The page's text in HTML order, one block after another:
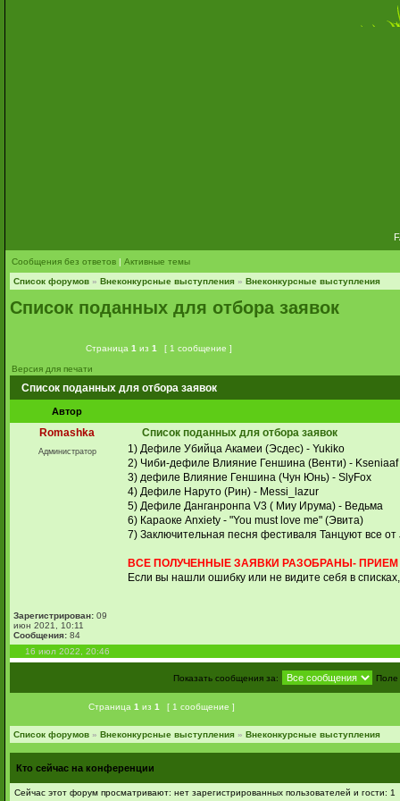
Сообщения без ответов | Активные темы
Список форумов » Внеконкурсные выступления » Внеконкурсные выступления
Список поданных для отбора заявок
Страница 1 из 1 [ 1 сообщение ]
Версия для печати
Список поданных для отбора заявок
Автор
Romashka
Администратор
Зарегистрирован: 09
июн 2021, 10:11
Сообщения: 84
Список поданных для отбора заявок
1) Дефиле Убийца Акамеи (Эсдес) - Yukiko
2) Чиби-дефиле Влияние Геншина (Венти) - Kseniaaf
3) дефиле Влияние Геншина (Чун Юнь) - SlyFox
4) Дефиле Наруто (Рин) - Messi_lazur
5) Дефиле Данганронпа V3 ( Миу Ирума) - Ведьма
6) Караоке Anxiety - "You must love me" (Эвита)
7) Заключительная песня фестиваля Танцуют все
ВСЕ ПОЛУЧЕННЫЕ ЗАЯВКИ РАЗОБРАНЫ- ПРИЕМ
Если вы нашли ошибку или не видите себя в
16 июл 2022, 20:46
Показать сообщения за: Поле
Страница 1 из 1 [ 1 сообщение ]
Список форумов » Внеконкурсные выступления » Внеконкурсные выступления
Кто сейчас на конференции
Сейчас этот форум просматривают: нет зарегистрированных пользователей и гости: 1